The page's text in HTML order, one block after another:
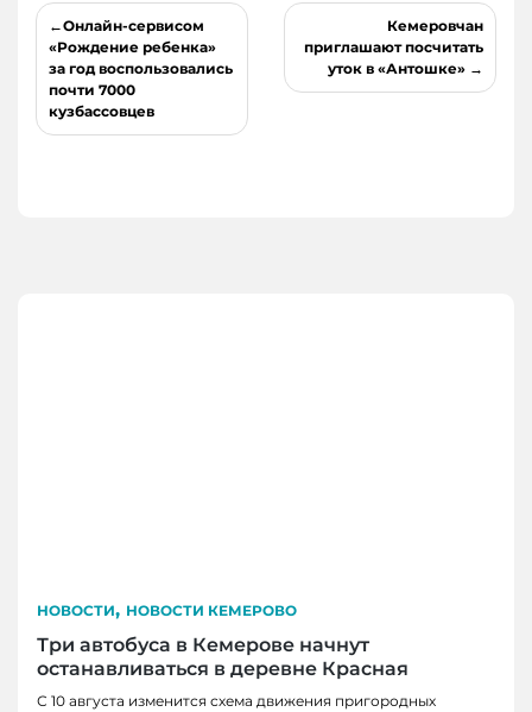
Навигация
по
записям
Онлайн-сервисом
«Рождение ребенка»
за год воспользовались
почти 7000
кузбассовцев
Кемеровчан
приглашают посчитать
уток в «Антошке»
НОВОСТИ, НОВОСТИ КЕМЕРОВО
Три автобуса в Кемерове начнут
останавливаться в деревне Красная
С 10 августа изменится схема движения пригородных